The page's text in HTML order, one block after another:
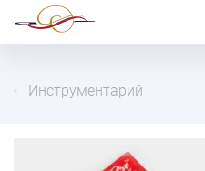
Инструментарий